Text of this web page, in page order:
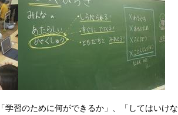
習のために何ができるか」、「してはいけ